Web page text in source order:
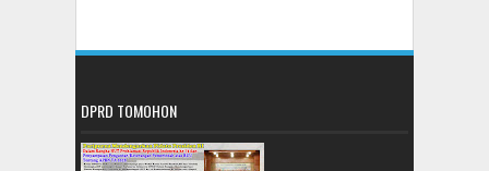
DPRD TOMOHON